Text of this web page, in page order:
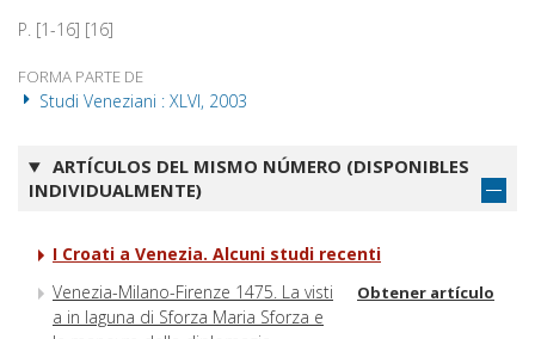
P. [1-16] [16]
FORMA PARTE DE
Studi Veneziani : XLVI, 2003
ARTÍCULOS DEL MISMO NÚMERO (DISPONIBLES
INDIVIDUALMENTE)
I Croati a Venezia. Alcuni studi recenti
Venezia-Milano-Firenze 1475. La visti
a in laguna di Sforza Maria Sforza e
Obtener artículo